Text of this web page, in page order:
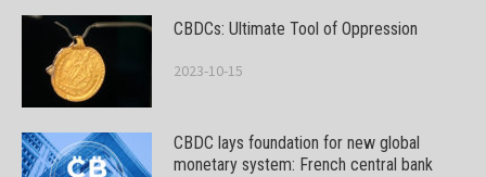
CBDCs: Ultimate Tool of Oppression
2023-10-15
CBDC lays foundation for new global
monetary system: French central bank